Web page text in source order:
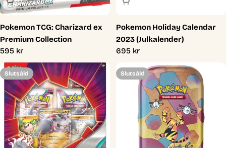
Pokemon TCG: Charizard ex
Premium Collection
Ordinarie
pris
595 kr
Pokemon Holiday Calendar
2023 (Julkalender)
Ordinarie
695 kr
Slutsåld Slutsåld